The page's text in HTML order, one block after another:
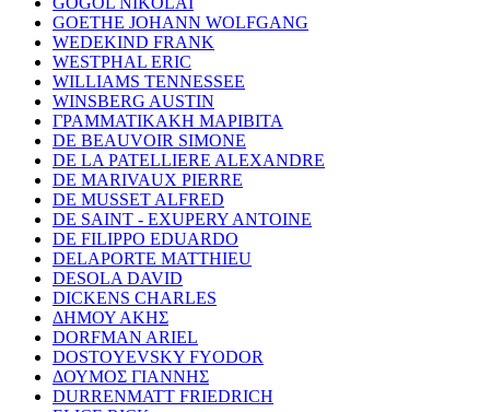
GOETHE JOHANN WOLFGANG
WEDEKIND FRANK
WESTPHAL ERIC
WILLIAMS TENNESSEE
WINSBERG AUSTIN
ΓΡΑΜΜΑΤΙΚΑΚΗ ΜΑΡΙΒΙΤΑ
DE BEAUVOIR SIMONE
DE LA PATELLIERE ALEXANDRE
DE MARIVAUX PIERRE
DE MUSSET ALFRED
DE SAINT - EXUPERY ANTOINE
DE FILIPPO EDUARDO
DELAPORTE MATTHIEU
DESOLA DAVID
DICKENS CHARLES
ΔΗΜΟΥ ΑΚΗΣ
DORFMAN ARIEL
DOSTOYEVSKY FYODOR
ΔΟΥΜΟΣ ΓΙΑΝΝΗΣ
DURRENMATT FRIEDRICH